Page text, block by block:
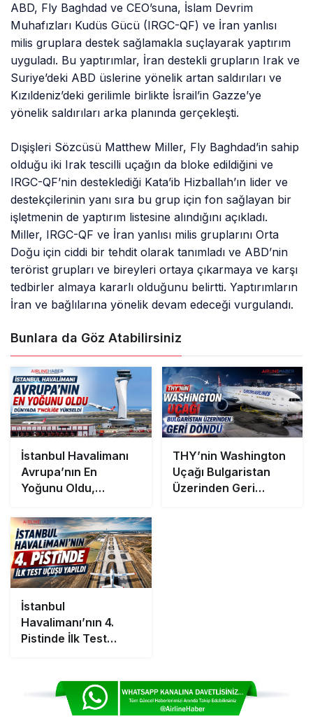
ABD, Fly Baghdad ve CEO’suna, İslam Devrim
Muhafızları Kudüs Gücü (IRGC-QF) ve İran yanlısı
milis gruplara destek sağlamakla suçlayarak yaptırım
uyguladı. Bu yaptırımlar, İran destekli grupların Irak ve
Suriye’deki ABD üslerine yönelik artan saldırıları ve
Kızıldeniz’deki gerilimle birlikte İsrail’in Gazze’ye
yönelik saldırıları arka planında gerçekleşti.
Dışişleri Sözcüsü Matthew Miller, Fly Baghdad’in sahip
olduğu iki Irak tescilli uçağın da bloke edildiğini ve
IRGC-QF’nin desteklediği Kata’ib Hizballah’ın lider ve
destekçilerinin yanı sıra bu grup için fon sağlayan bir
işletmenin de yaptırım listesine alındığını açıkladı.
Miller, IRGC-QF ve İran yanlısı milis gruplarını Orta
Doğu için ciddi bir tehdit olarak tanımladı ve ABD’nin
terörist grupları ve bireyleri ortaya çıkarmaya ve karşı
tedbirler almaya kararlı olduğunu belirtti. Yaptırımların
İran ve bağlılarına yönelik devam edeceği vurgulandı.
Bunlara da Göz Atabilirsiniz
İstanbul Havalimanı
Avrupa’nın En
Yoğunu Oldu,
Yükseldi
THY’nin Washington
Uçağı Bulgaristan
Üzerinden Geri
İstanbul
Havalimanı’nın 4.
Pistinde İlk Test